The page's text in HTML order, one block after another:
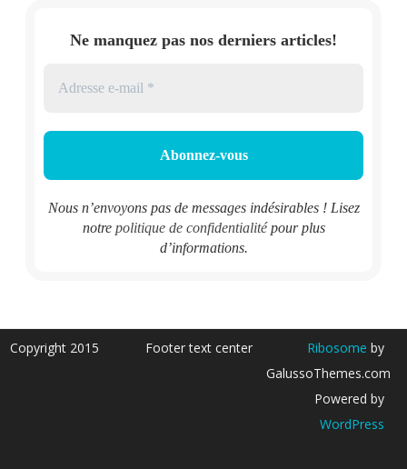
Ne manquez pas nos derniers articles!
Nous n’envoyons pas de messages indésirables ! Lisez
notre politique de confidentialitépour plus
d’informations.
Copyright 2015 Footer text center Ribosome by
GalussoThemes.com
Powered by
WordPress